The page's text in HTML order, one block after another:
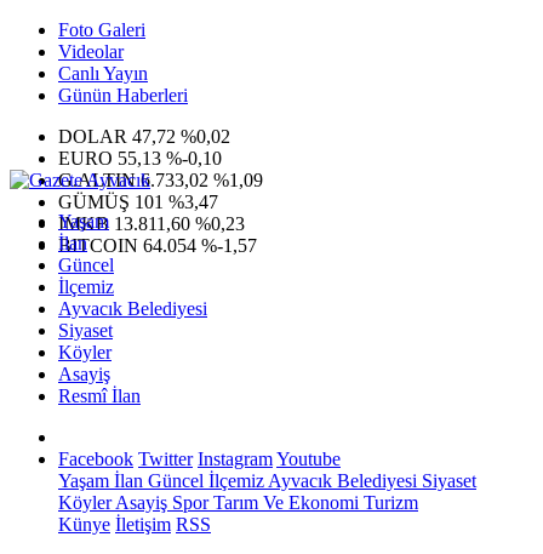
Foto Galeri
Videolar
Canlı Yayın
Günün Haberleri
DOLAR 47,72 %0,02
EURO 55,13 %-0,10
G.ALTIN6.733,02 %1,09
GÜMÜŞ 101 %3,47
IMKB 13.811,60 %0,23
BITCOIN 64.054 %-1,57
Yaşam
İlan
Güncel
İlçemiz
Ayvacık Belediyesi
Siyaset
Köyler
Asayiş
Resmî İlan
Facebook Twitter InstagramYoutube
Yaşam İlan Güncel İlçemiz Ayvacık Belediyesi Siyaset
KöylerAsayiş SporTarım Ve Ekonomi Turizm
Künye İletişim RSS